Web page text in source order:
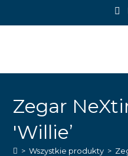
Zegar
'Willie’
> Wszystkie produkty >